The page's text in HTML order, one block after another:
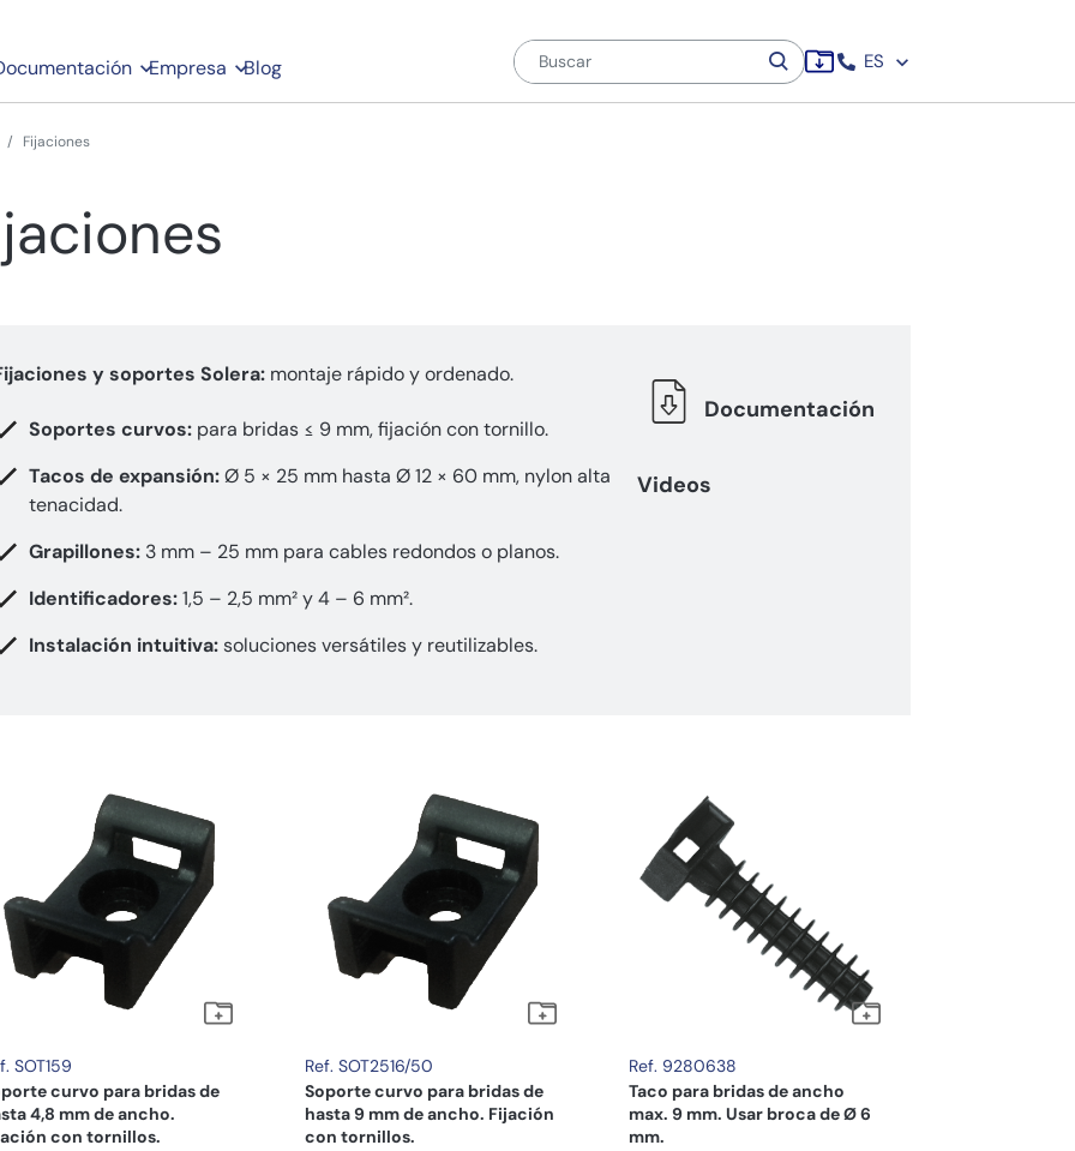
Empresa Blog ES
Fijaciones
y soportes Solera: montaje rápido y ordenado.
Soportes curvos: para bridas ≤ 9 mm, fijación con tornillo.
Tacos de expansión:Ø 5 × 25 mm hasta Ø 12 × 60 mm, nylon alta
tenacidad.
Grapillones: 3 mm – 25 mm para cables redondos o planos.
Identificadores:1,5 – 2,5 mm² y 4 – 6 mm².
Instalación intuitiva:soluciones versátiles y reutilizables.
Documentación
Videos
SOT159
curvo para bridas de
4,8 mm de ancho.
con tornillos.
Ref. SOT2516/50
Soporte curvo para bridas de
hasta 9 mm de ancho. Fijación
con tornillos.
Ref. 9280638
Taco para bridas de ancho
max. 9 mm. Usar broca de Ø 6
mm.